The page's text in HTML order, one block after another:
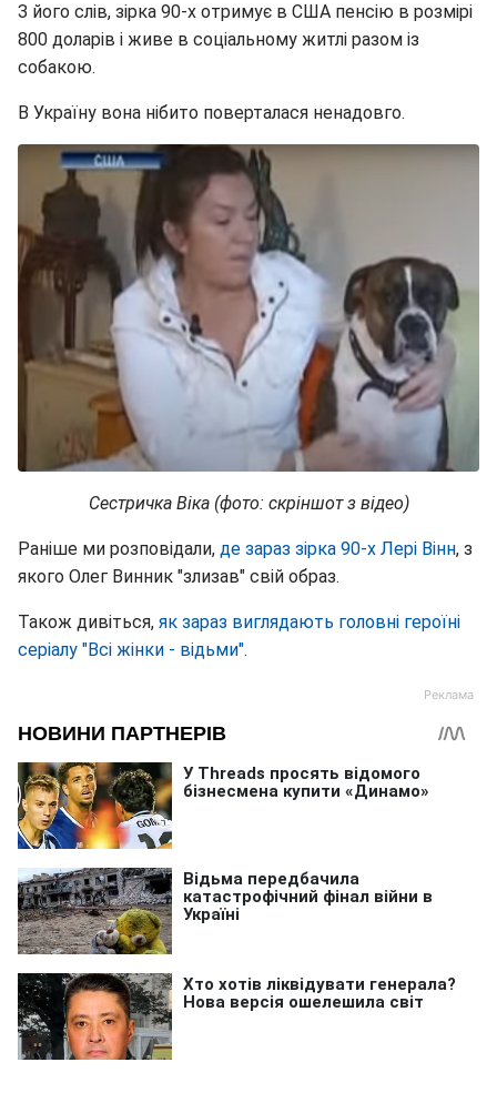
З його слів, зірка 90-х отримує в США пенсію в розмірі
800 доларів і живе в соціальному житлі разом із
собакою.
В Україну вона нібито поверталася ненадовго.
Сестричка Віка (фото: скріншот з відео)
Раніше ми розповідали, де зараз зірка 90-х Лері Вінн, з
якого Олег Винник "злизав" свій образ.
Також дивіться, як зараз виглядають головні героїні
серіалу "Всі жінки - відьми".